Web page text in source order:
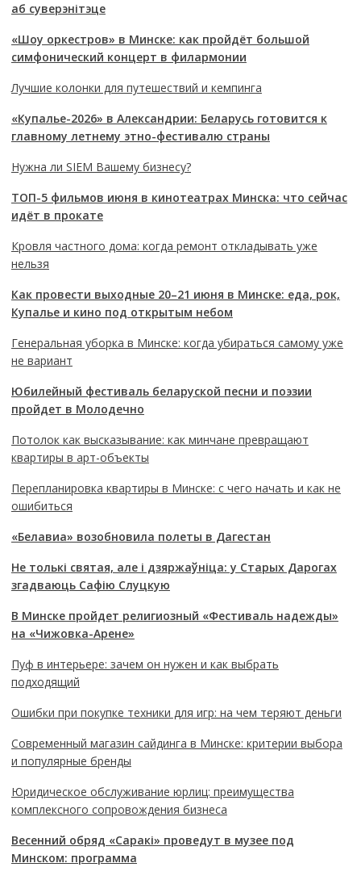
аб суверэнітэце
«Шоу оркестров» в Минске: как пройдёт большой
симфонический концерт в филармонии
Лучшие колонки для путешествий и кемпинга
«Купалье-2026» в Александрии: Беларусь готовится к
главному летнему этно-фестивалю страны
Нужна ли SIEM Вашему бизнесу?
ТОП-5 фильмов июня в кинотеатрах Минска: что сейчас
идёт в прокате
Кровля частного дома: когда ремонт откладывать уже
нельзя
Как провести выходные 20–21 июня в Минске: еда, рок,
Купалье и кино под открытым небом
Генеральная уборка в Минске: когда убираться самому уже
не вариант
Юбилейный фестиваль беларуской песни и поэзии
пройдет в Молодечно
Потолок как высказывание: как минчане превращают
квартиры в арт-объекты
Перепланировка квартиры в Минске: с чего начать и как не
ошибиться
«Белавиа» возобновила полеты в Дагестан
Не толькі святая, але і дзяржаўніца: у Старых Дарогах
згадваюць Сафію Слуцкую
В Минске пройдет религиозный «Фестиваль надежды»
на «Чижовка-Арене»
Пуф в интерьере: зачем он нужен и как выбрать
подходящий
Ошибки при покупке техники для игр: на чем теряют деньги
Современный магазин сайдинга в Минске: критерии выбора
и популярные бренды
Юридическое обслуживание юрлиц: преимущества
комплексного сопровождения бизнеса
Весенний обряд «Саракі» проведут в музее под
Минском: программа